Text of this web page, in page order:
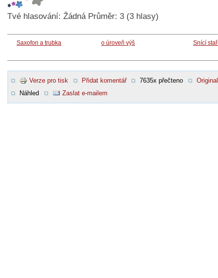
Tvé hlasování: Žádná Průměr: 3 (3 hlasy)
Saxofon a trubka o úroveň výš Snící
Verze pro tisk Přidat komentář 7635x přečteno
Original
Náhled
Zaslat e-mailem